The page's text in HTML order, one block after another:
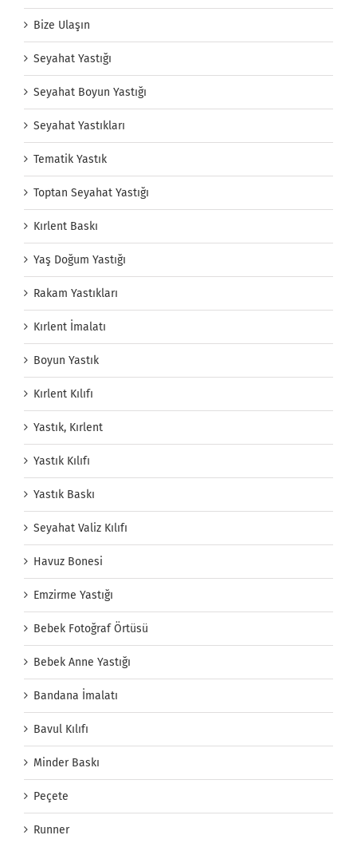
Bize Ulaşın
Seyahat Yastığı
Seyahat Boyun Yastığı
Seyahat Yastıkları
Tematik Yastık
Toptan Seyahat Yastığı
Kırlent Baskı
Yaş Doğum Yastığı
Rakam Yastıkları
Kırlent İmalatı
Boyun Yastık
Kırlent Kılıfı
Yastık, Kırlent
Yastık Kılıfı
Yastık Baskı
Seyahat Valiz Kılıfı
Havuz Bonesi
Emzirme Yastığı
Bebek Fotoğraf Örtüsü
Bebek Anne Yastığı
Bandana İmalatı
Bavul Kılıfı
Minder Baskı
Peçete
Runner